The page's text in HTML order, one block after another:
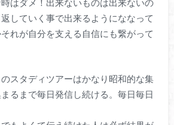
はダメ！出来ないものは出来ないの
していく事で出来るようにななって
れが自分を支える自信にも繋がって
スタディツアーはかなり昭和的な集
るまで毎日発信し続ける。毎日毎日